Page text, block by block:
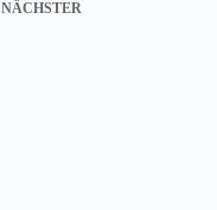
NÄCHSTER